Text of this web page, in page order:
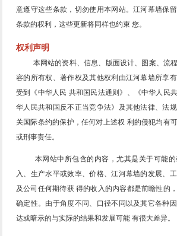
意遵守这些条款，切勿使用本网站。江河幕墙保
条款的权利，这些更新将同样也约束 您。
权利声明
本网站的资料、信息、版面设计、图案、流程
容的所有权、著作权及其他权利由江河幕墙所享
受到《中华人民 共和国民法通则》、《中华人民
华人民共和国反不正当竞争法》及其他法律、法
关国际条约的保护，任何对上述权 利的侵犯均有
或刑事责任。
本网站中所包含的内容，尤其是关于可能的
入、生产水平或效率、价格、江河幕墙的发展、
及公司任何期待获 得的收入的内容都是前瞻性的
确定性。由于角度不同、口径不同以及其它各种
达或暗示的与实际的结果和发展可能 有很大差异。